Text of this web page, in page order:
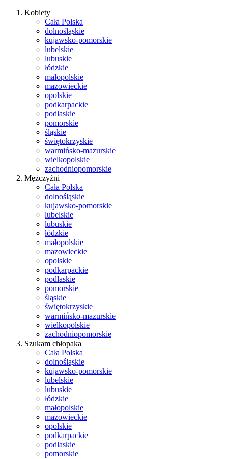
Kobiety
Cała Polska
dolnośląskie
kujawsko-pomorskie
lubelskie
lubuskie
łódzkie
małopolskie
mazowieckie
opolskie
podkarpackie
podlaskie
pomorskie
śląskie
świętokrzyskie
warmińsko-mazurskie
wielkopolskie
zachodniopomorskie
Mężczyźni
Cała Polska
dolnośląskie
kujawsko-pomorskie
lubelskie
lubuskie
łódzkie
małopolskie
mazowieckie
opolskie
podkarpackie
podlaskie
pomorskie
śląskie
świętokrzyskie
warmińsko-mazurskie
wielkopolskie
zachodniopomorskie
Szukam chłopaka
Cała Polska
dolnośląskie
kujawsko-pomorskie
lubelskie
lubuskie
łódzkie
małopolskie
mazowieckie
opolskie
podkarpackie
podlaskie
pomorskie